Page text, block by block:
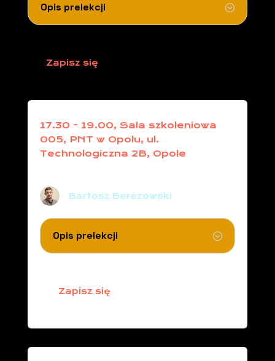
Opis prelekcji
Zapisz się
17.30 - 19.00, Sala szkoleniowa
005, PNT w Opolu, ul.
Technologiczna 2B, Opole
Bartosz Berezowski
Opis prelekcji
Zapisz się